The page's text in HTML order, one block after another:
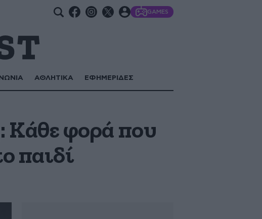
GAMES
ΑΘΛΗΤΙΚΑ ΕΦΗΜΕΡΙΔΕΣ
Κάθε φορά που
παιδί